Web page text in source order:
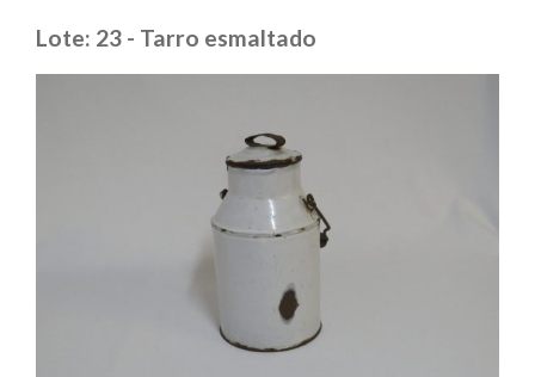
Lote: 23 - Tarro esmaltado